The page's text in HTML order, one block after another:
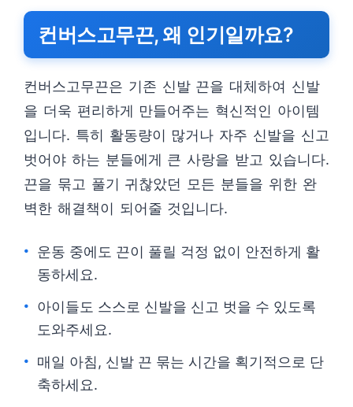
컨버스고무끈, 왜 인기일까요?
컨버스고무끈은 기존 신발 끈을 대체하여 신발
을 더욱 편리하게 만들어주는 혁신적인 아이템
입니다. 특히 활동량이 많거나 자주 신발을 신고
벗어야 하는 분들에게 큰 사랑을 받고 있습니다.
끈을 묶고 풀기 귀찮았던 모든 분들을 위한 완
벽한 해결책이 되어줄 것입니다.
운동 중에도 끈이 풀릴 걱정 없이 안전하게 활
동하세요.
아이들도 스스로 신발을 신고 벗을 수 있도록
도와주세요.
매일 아침, 신발 끈 묶는 시간을 획기적으로 단
축하세요.